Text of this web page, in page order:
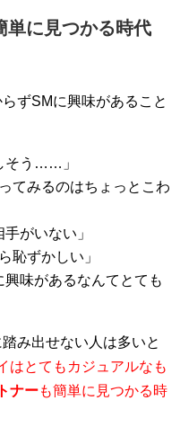
単に見つかる時代
ずSMに興味があること
そう……」
てみるのはちょっとこわ
がいない」
恥ずかしい」
興味があるなんてとても
み出せない人は多いと
はとてもカジュアルなも
ナーも簡単に見つかる時